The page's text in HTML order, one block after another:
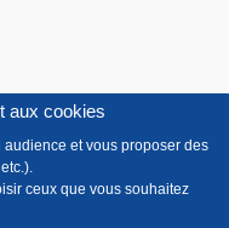
aux cookies
et vous proposer des
ceux que vous souhaitez